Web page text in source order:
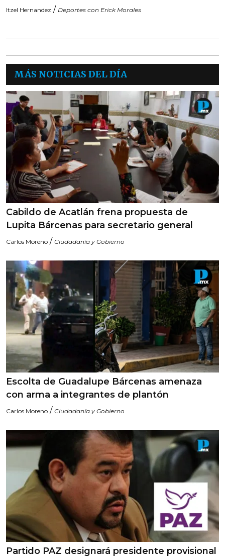
Itzel Hernandez / Deportes con Erick Morales
MÁS NOTICIAS DEL DÍA
Cabildo de Acatlán frena propuesta de
Lupita Bárcenas para secretario general
Carlos Moreno / Ciudadanía y Gobierno
Escolta de Guadalupe Bárcenas amenaza
con arma a integrantes de plantón
Carlos Moreno / Ciudadanía y Gobierno
Partido PAZ designará presidente provisional